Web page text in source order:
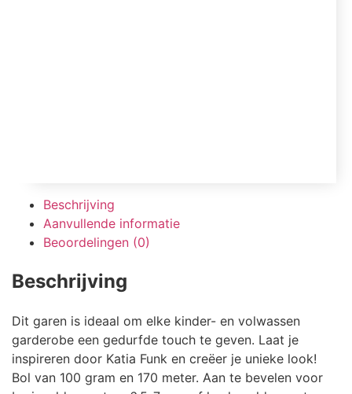
Beschrijving
Aanvullende informatie
Beoordelingen (0)
Beschrijving
Dit garen is ideaal om elke kinder- en volwassen
garderobe een gedurfde touch te geven. Laat je
inspireren door Katia Funk en creëer je unieke look!
Bol van 100 gram en 170 meter. Aan te bevelen voor